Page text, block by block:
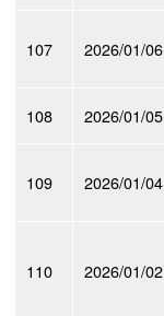
107 2026/01/06
108 2026/01/05
109 2026/01/04
110 2026/01/02